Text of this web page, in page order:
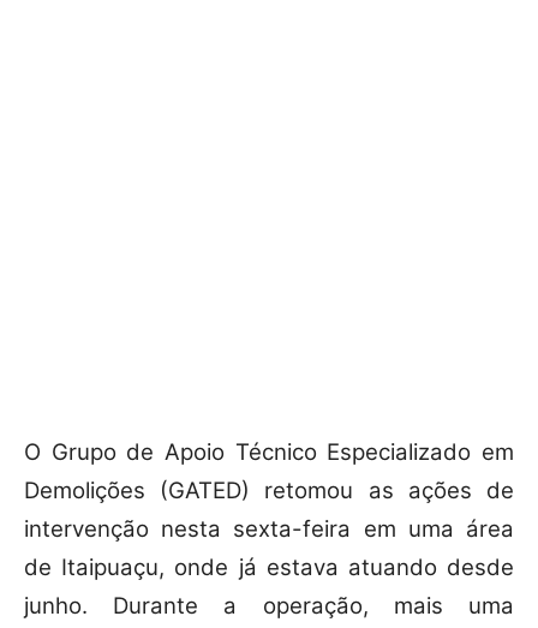
O Grupo de Apoio Técnico Especializado em
Demolições (GATED) retomou as ações de
intervenção nesta sexta-feira em uma área
de Itaipuaçu, onde já estava atuando desde
junho. Durante a operação, mais uma